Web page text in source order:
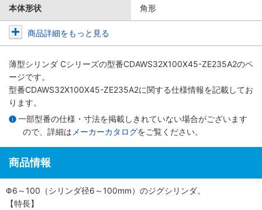
本体形状 角形
商品詳細をもっと見る
薄型シリンダ Cシリーズの型番CDAWS32X100X45-ZE235A2のペ
ージです。
型番CDAWS32X100X45-ZE235A2に関する仕様情報を記載してお
ります。
一部型番の仕様・寸法を掲載しきれていない場合がございます
ので、詳細は メーカーカタログをご覧ください。
商品情報
Φ6～100（シリンダ径6～100mm）のジグシリンダ。
【特長】